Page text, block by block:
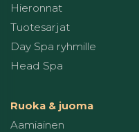
Hieronnat
Tuotesarjat
Day Spa ryhmille
Head Spa
Ruoka & juoma
Aamiainen